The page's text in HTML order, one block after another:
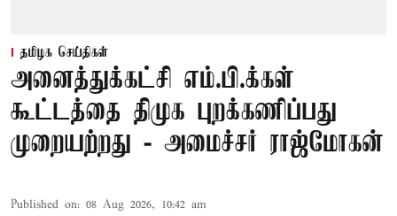
தமிழக செய்திகள்
அனைத்துக்கட்சி எம்.பி.க்கள்
கூட்டத்தை திமுக புறக்கணிப்பது
முறையற்றது - அமைச்சர் ராஜ்மோகன்
Published on: 08 Aug 2026, 10:42 am